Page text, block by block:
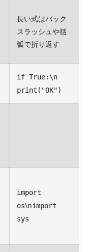
長い式はバック
スラッシュや括
弧で折り返す
if True:\n
print("OK")
import
os\nimport
sys